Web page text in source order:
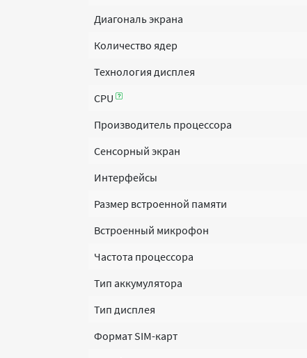
Диагональ экрана
Количество ядер
Технология дисплея
CPU
Производитель процессора
Сенсорный экран
Интерфейсы
Размер встроенной памяти
Встроенный микрофон
Частота процессора
Тип аккумулятора
Тип дисплея
Формат SIM-карт